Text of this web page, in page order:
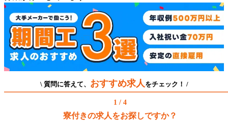
\ 質問に答えて、 おすすめ求人 をチェック！ /
1 / 4
寮付きの求人をお探しですか？